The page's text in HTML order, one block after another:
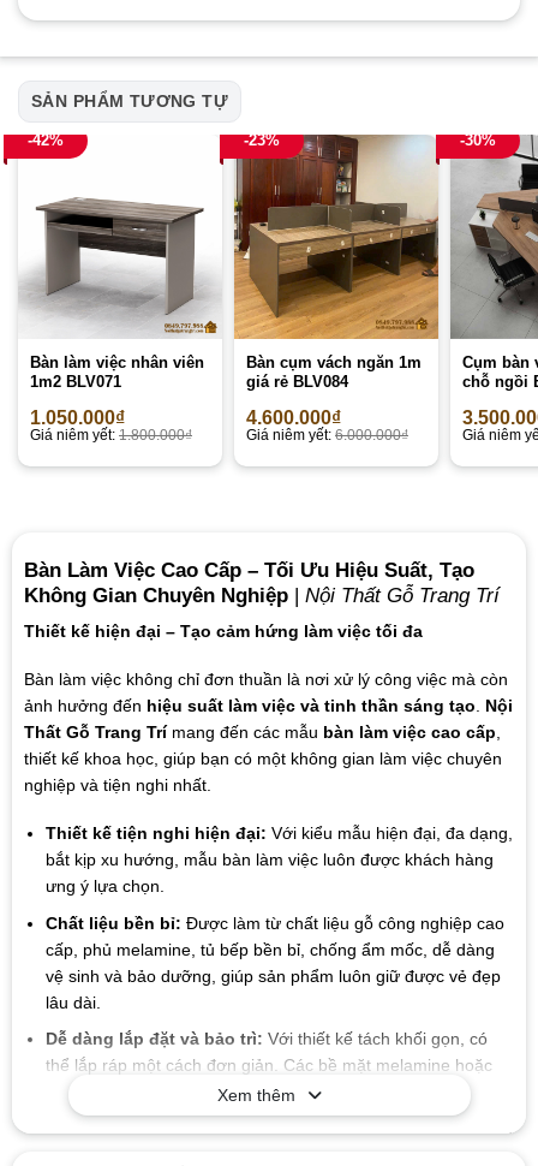
SẢN PHẨM TƯƠNG TỰ
-42%
Bàn làm việc nhân viên
1m2 BLV071
1.050.000₫
Giá niêm yết: 1.800.000₫
-23%
Bàn cụm vách ngăn 1m
giá rẻ BLV084
4.600.000₫
Giá niêm yết: 6.000.000₫
-30%
Cụm bàn
chỗ ngồi
Giá niêm
Bàn Làm Việc Cao Cấp – Tối Ưu Hiệu Suất, Tạo
Không Gian Chuyên Nghiệp | Nội Thất Gỗ Trang Trí
Thiết kế hiện đại – Tạo cảm hứng làm việc tối đa
Bàn làm việc không chỉ đơn thuần là nơi xử lý công việc mà còn
ảnh hưởng đến hiệu suất làm việc và tinh thần sáng tạo
Nội
Thất Gỗ Trang Trímang đến các mẫu bàn làm việc cao cấp
thiết kế khoa học, giúp bạn có một không gian làm việc chuyên
nghiệp và tiện nghi nhất.
Thiết kế tiện nghi hiện đại: Với kiểu mẫu hiện đại, đa dạng,
bắt kịp xu hướng, mẫu bàn làm việc luôn được khách hàng
ưng ý lựa chọn.
Chất liệu bền bỉ: Được làm từ chất liệu gỗ công nghiệp cao
cấp, phủ melamine, tủ bếp bền bỉ, chống ẩm mốc, dễ dàng
vệ sinh và bảo dưỡng, giúp sản phẩm luôn giữ được vẻ đẹp
lâu dài.
Dễ dàng lắp đặt và bảo trì: Với thiết kế tách khối gọn, có
thể lắp ráp một cách đơn giản. Các bề mặt melamine hoặc
sơn chống thấm giúp việc vệ sinh và bảo dưỡng.
Chất liệu và thiết kế của sản phẩm có tuổi thọ
Xem thêm